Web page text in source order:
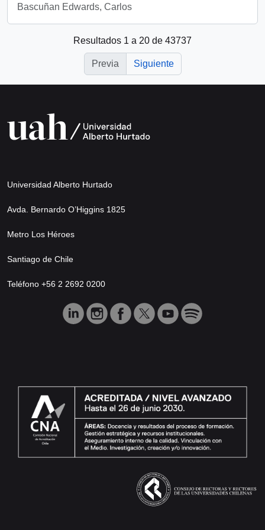
Bascuñan Edwards, Carlos
Resultados 1 a 20 de 43737
Previa Siguiente
Universidad Alberto Hurtado
Avda. Bernardo O’Higgins 1825
Metro Los Héroes
Santiago de Chile
Teléfono +56 2 2692 0200